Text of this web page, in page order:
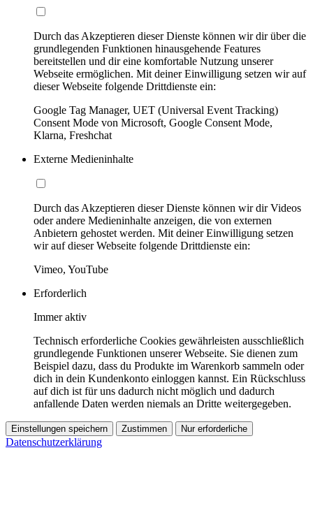
Durch das Akzeptieren dieser Dienste können wir dir über die
grundlegenden Funktionen hinausgehende Features
bereitstellen und dir eine komfortable Nutzung unserer
Webseite ermöglichen. Mit deiner Einwilligung setzen wir auf
dieser Webseite folgende Drittdienste ein:
Google Tag Manager, UET (Universal Event Tracking)
Consent Mode von Microsoft, Google Consent Mode,
Klarna, Freshchat
Externe Medieninhalte
Durch das Akzeptieren dieser Dienste können wir dir Videos
oder andere Medieninhalte anzeigen, die von externen
Anbietern gehostet werden. Mit deiner Einwilligung setzen
wir auf dieser Webseite folgende Drittdienste ein:
Vimeo, YouTube
Erforderlich
Immer aktiv
Technisch erforderliche Cookies gewährleisten ausschließlich
grundlegende Funktionen unserer Webseite. Sie dienen zum
Beispiel dazu, dass du Produkte im Warenkorb sammeln oder
dich in dein Kundenkonto einloggen kannst. Ein Rückschluss
auf dich ist für uns dadurch nicht möglich und dadurch
anfallende Daten werden niemals an Dritte weitergegeben.
Einstellungen speichern Zustimmen Nur erforderliche
Datenschutzerklärung